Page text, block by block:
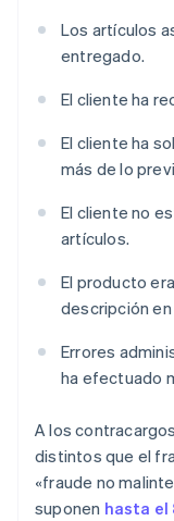
Los artículos
entregado.
El cliente ha
El cliente ha
más de lo
El cliente no
artículos.
El producto
descripción
Errores
ha efectuado
A los
distintos que el
«fraude no
suponen hasta el